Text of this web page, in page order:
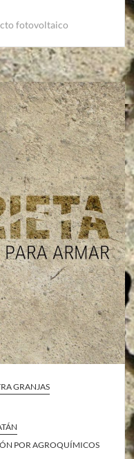
fotovoltaico
GRANJAS
POR AGROQUÍMICOS